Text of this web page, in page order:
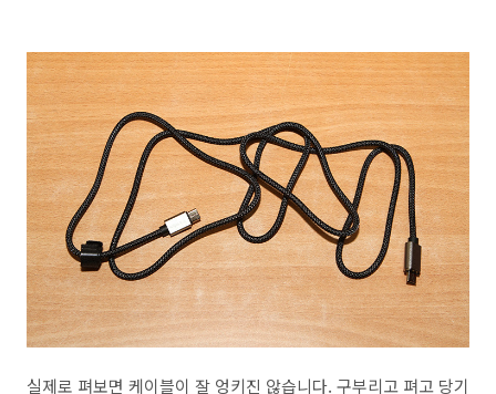
실제로 펴보면 케이블이 잘 엉키진 않습니다. 구부리고 펴고 당기